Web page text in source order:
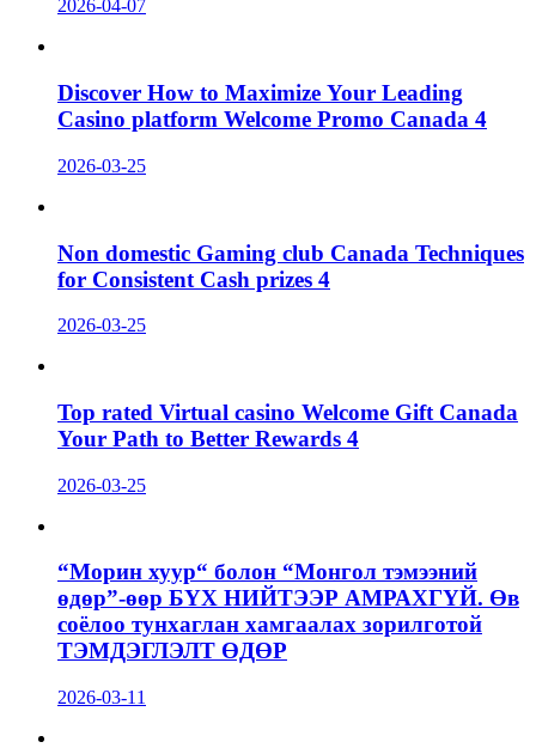
2026-04-07
Discover How to Maximize Your Leading
Casino platform Welcome Promo Canada 4
2026-03-25
Non domestic Gaming club Canada Techniques
for Consistent Cash prizes 4
2026-03-25
Top rated Virtual casino Welcome Gift Canada
Your Path to Better Rewards 4
2026-03-25
“Морин хуур“ болон “Монгол тэмээний
өдөр”-өөр БҮХ НИЙТЭЭР АМРАХГҮЙ. Өв
соёлоо тунхаглан хамгаалах зорилготой
ТЭМДЭГЛЭЛТ ӨДӨР
2026-03-11